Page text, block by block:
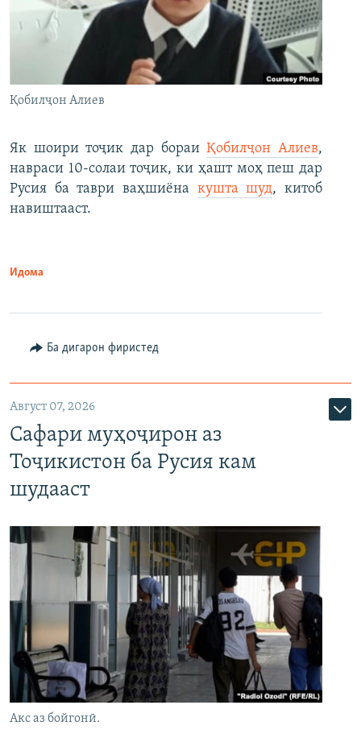
Қобилҷон Алиев
Як шоири тоҷик дар бораиҚобилҷон Алиев,
навраси 10-солаи тоҷик, ки ҳашт моҳ пеш дар
Русия ба таври ваҳшиёна кушта шуд, китоб
навиштааст.
Идома
Ба дигарон фиристед
Август 07, 2026
Сафари муҳоҷирон аз
Тоҷикистон ба Русия кам
шудааст
Акс аз бойгонӣ.